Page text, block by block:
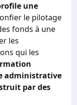
une
le pilotage
fonds à une
les
qui les
administrative
par des